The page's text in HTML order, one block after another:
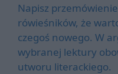
Napisz
rówieśników, że
czegoś nowego. W
wybranej lektury
utworu literackiego.